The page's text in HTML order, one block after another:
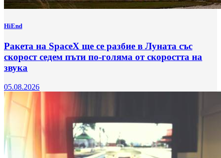
HiEnd
Ракета на SpaceX ще се разбие в Луната със
скорост седем пъти по-голяма от скоростта на
звука
05.08.2026